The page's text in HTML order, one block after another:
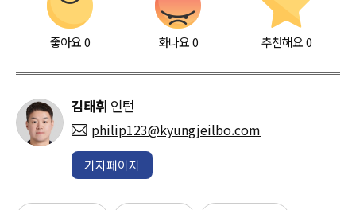
좋아요0 화나요0 추천해요 0
김태휘 인턴
philip123@kyungjeilbo.com
기자페이지